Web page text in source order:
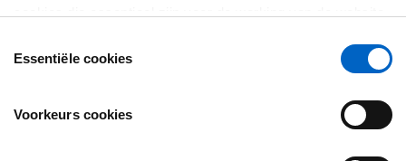
te personaliseren. U kunt op elk moment uw toestemming
bekijken, wijzigen of intrekken door op "Cookievoorkeuren"
Essentiële cookies
Voorkeurs cookies